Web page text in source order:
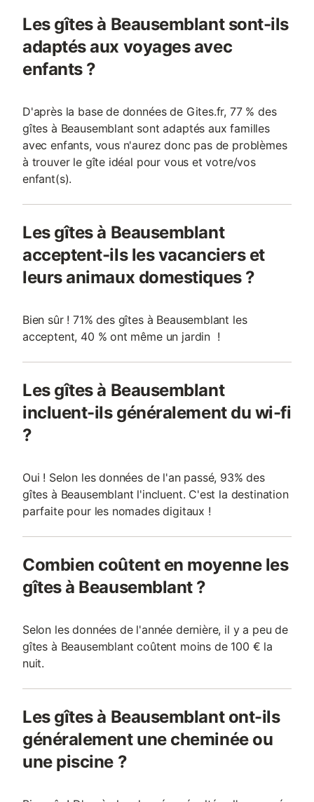
Les gîtes à Beausemblant sont-ils
adaptés aux voyages avec
enfants ?
D'après la base de données de Gites.fr, 77 % des
gîtes à Beausemblant sont adaptés aux familles
avec enfants, vous n'aurez donc pas de problèmes
à trouver le gîte idéal pour vous et votre/vos
enfant(s).
Les gîtes à Beausemblant
acceptent-ils les vacanciers et
leurs animaux domestiques ?
Bien sûr ! 71% des gîtes à Beausemblant les
acceptent, 40 % ont même un jardin !
Les gîtes à Beausemblant
incluent-ils généralement du wi-fi
?
Oui ! Selon les données de l'an passé, 93% des
gîtes à Beausemblant l'incluent. C'est la destination
parfaite pour les nomades digitaux !
Combien coûtent en moyenne les
gîtes à Beausemblant ?
Selon les données de l'année dernière, il y a peu de
gîtes à Beausemblant coûtent moins de 100 € la
nuit.
Les gîtes à Beausemblant ont-ils
généralement une cheminée ou
une piscine ?